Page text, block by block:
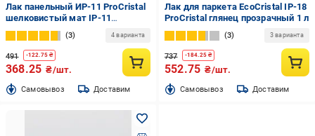
Лак панельный ИР-11 ProCristal
шелковистый мат ІР-11
бесцветный 1 л
3 4 варианта
491 -122.75 ₴
368.25 ₴/шт.
Cамовывоз Доставим
Лак для паркета EcoCristal ІР-18
ProCristal глянец прозрачный 1 л
3 3 варианта
737 -184.25₴
552.75 ₴/шт.
Cамовывоз Доставим